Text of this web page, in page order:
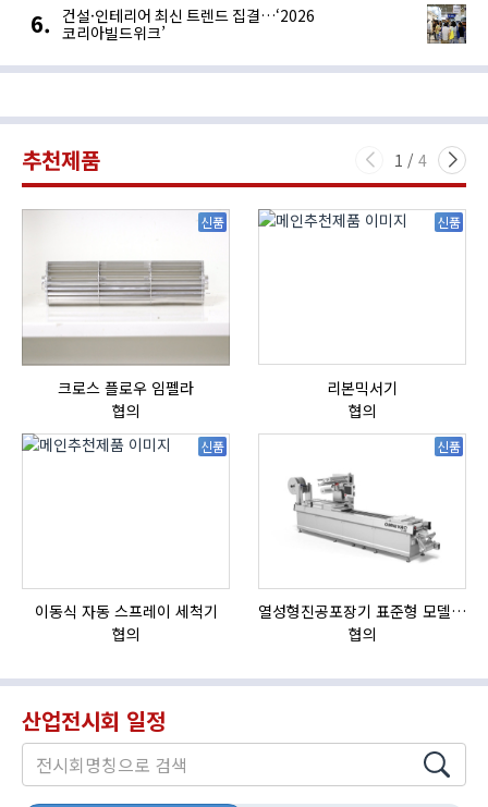
건설·인테리어 최신 트렌드 집결…‘2026
코리아빌드위크’
추천제품 1 / 4
신품
크로스 플로우 임펠라
협의
신품
리본믹서기
협의
신품
이동식 자동 스프레이 세척기
협의
신품
열성형진공포장기 표준형 모델 OMNIVAC S-200
협의
산업전시회 일정